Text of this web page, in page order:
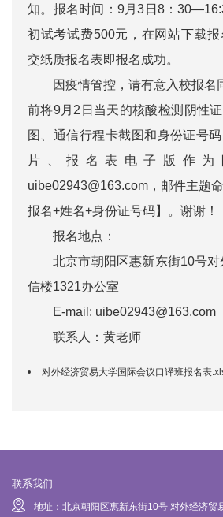
知。报名时间：9月3日8：
初试考试费500元，在网站下载
交纸质报名表即报名成功。
因疫情管控，请有意入校报名
前将9月2日当天的核酸检测阴性
图、通信行程卡截图和身份证号
片、报名表电子版作为
uibe02943@163.com，邮件主题
报名+姓名+身份证号码】。谢谢！
报名地点：
北京市朝阳区惠新东街10号
信楼1321办公室
E-mail: uibe02943@163.com
联系人：黄老师
对外经济贸易大学国际会议口译班报名表
联系我们
地址：北京朝阳区惠新东街10号 对外经济贸